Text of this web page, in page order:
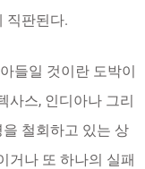
직판된다.
들일 것이란 도박이
사스, 인디아나 그리
철회하고 있는 상
거나 또 하나의 실패